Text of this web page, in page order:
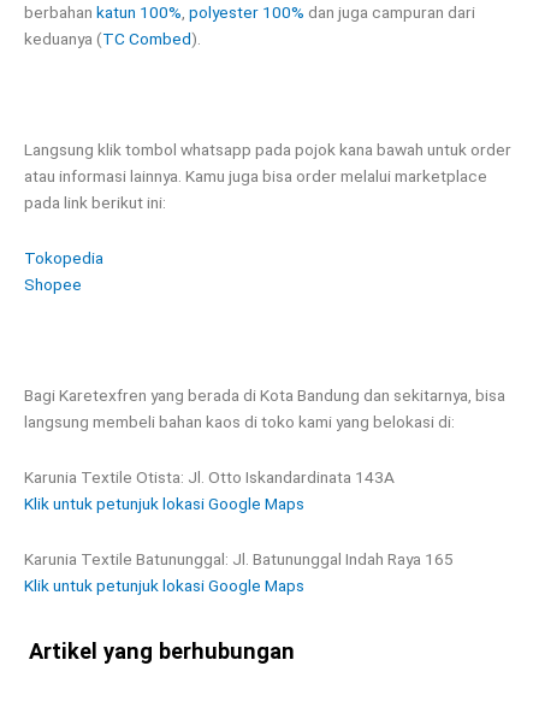
berbahan katun 100% polyester 100% dan juga campuran dari
keduanya (TC Combed).
Langsung klik tombol whatsapp pada pojok kana bawah untuk order
atau informasi lainnya. Kamu juga bisa order melalui marketplace
pada link berikut ini:
Tokopedia
Shopee
Bagi Karetexfren yang berada di Kota Bandung dan sekitarnya, bisa
langsung membeli bahan kaos di toko kami yang belokasi di:
Karunia Textile Otista: Jl. Otto Iskandardinata 143A
Klik untuk petunjuk lokasi Google Maps
Karunia Textile Batununggal: Jl. Batununggal Indah Raya 165
Klik untuk petunjuk lokasi Google Maps
Artikel yang berhubungan